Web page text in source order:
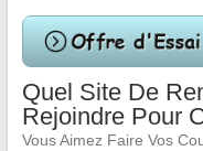
Quel Site De
Rejoindre Pour
Vous Aimez Faire Vos